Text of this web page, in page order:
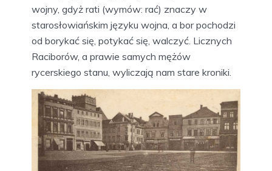
wojny, gdyż rati (wymów: rać) znaczy w
starosłowiańskim języku wojna, a bor pochodzi
od borykać się, potykać się, walczyć. Licznych
Raciborów, a prawie samych mężów
rycerskiego stanu, wyliczają nam stare kroniki.